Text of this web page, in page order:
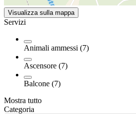
Visualizza sulla mappa
Servizi
Animali ammessi (7)
Ascensore (7)
Balcone (7)
Mostra tutto
Categoria